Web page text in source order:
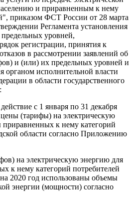
и приравненным к нему
приказом ФСТ России от 28 марта
Регламента установления
уровней,
регистрации, принятия к
в рассмотрении заявлений об
и (или) их предельных уровней и
исполнительной власти
в области государственного
с 1 января по 31 декабря
(тарифы) на электрическую
приравненных к нему категорий
области согласно Приложению
на электрическую энергию для
к нему категорий потребителей
2020 год использованы объемы
энергии (мощности) согласно